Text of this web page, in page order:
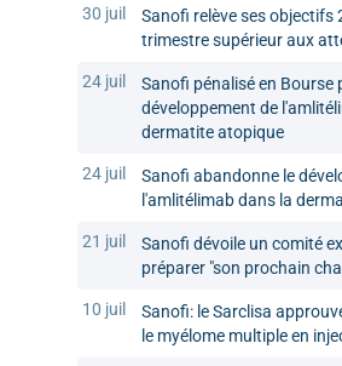
30 juil
Sanofi relève ses objectifs
trimestre supérieur aux
24 juil
Sanofi pénalisé en Bourse
développement de
dermatite atopique
24 juil
Sanofi abandonne le
l'amlitélimab dans la
21 juil
Sanofi dévoile un comité
préparer "son prochain
10 juil
Sanofi: le Sarclisa
le myélome multiple en